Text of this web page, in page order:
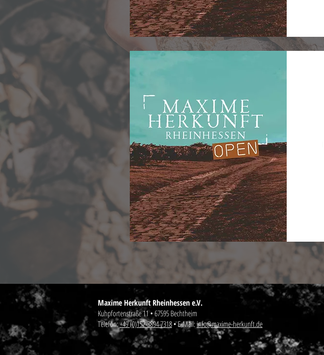
Maxime Herkunft Rheinhessen e.V.
Kuhpfortenstraße 11 • 67595 Bechtheim
Telefon:+49 (0)152-3894 7318• E-Mail:info@maxime-herkunft.de